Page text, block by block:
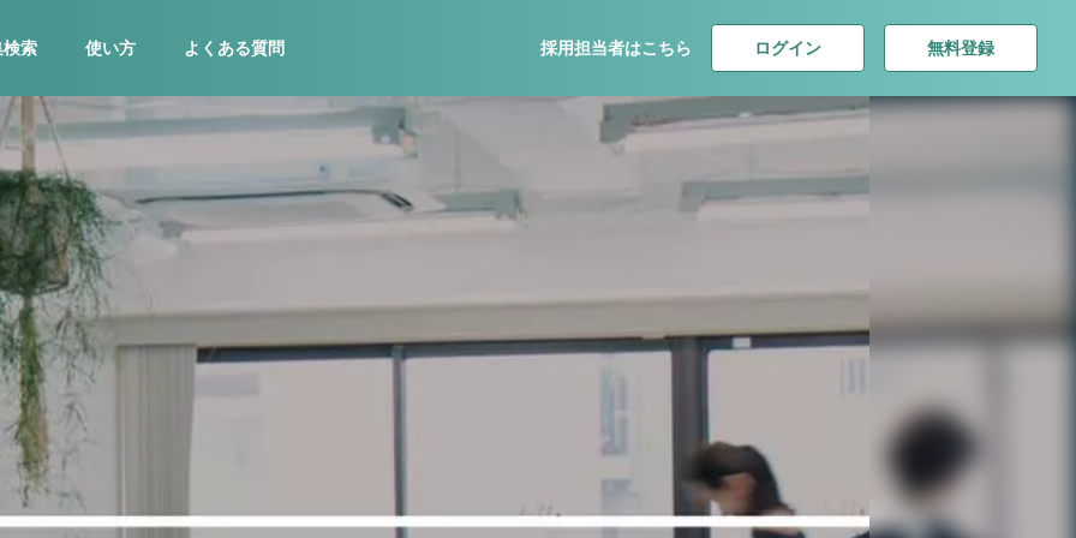
検索 使い方 よくある質問 採用担当者はこちら ログイン 無料登録